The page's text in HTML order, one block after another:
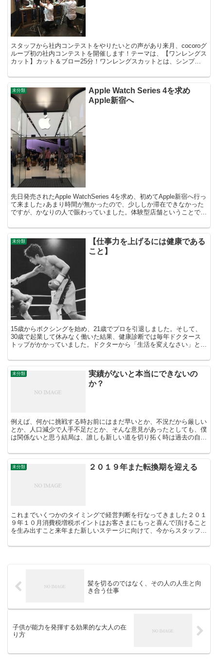
スタッフから社内コンテストをやりたいとの声があり来月、cocoroグ
ループ初の社内コンテストを開催します！テーマは、【ワンレングス
カット】カット＆ブロー25分！ワンレングスカットとは、シンプル
未分類
Apple Watch Series 4を求め
Apple新宿へ
先日発売されたApple WatchSeries 4を求め、初めてApple新宿へ行っ
て来ました♪あまり時間が無かったので、少ししか滞在できなかった
ですが、かなりの人で賑わっていました。体験型店舗ということで、
未分類
【仕事力を上げるには健康である
こと】
15歳からボクシングを始め、21歳でプロを引退しました。そして、
30歳で起業して休みなく働いた結果、健康診断では毎年ドクタース
トップがかかっていました。ドクターから「生活を変えなさい」と。
未分類
実績がないと本当にできないの
か？
例えば、何かに挑戦する時お前にはまだ早いとか、不況だから厳しい
とか、人口減少で人手不足だとか、そんな意見があったとしても、僕
は関係ないと思う結局は、誰しも新しい道を切り拓く時は過去の自分
未分類 ２０１９年また転換期を迎える
これまでいくつかのタイミングで経営判断を行なってきました２０１
９年１０月消費税増税ポイントはお客さまにもっと喜んで頂けること
を生み出すこと来年また新しいステージに向けて、今からスタッフみ
髪を切るのではなく、その人の人生と向
き合う仕事
子供が能力を発揮する効果的な大人の在
り方